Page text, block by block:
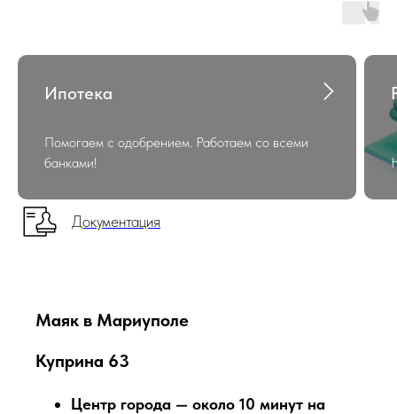
Ипотека
Помогаем с одобрением. Работаем со всеми
банками!
Документация
Маяк в Мариуполе
Куприна 63
Центр города — около 10 минут на